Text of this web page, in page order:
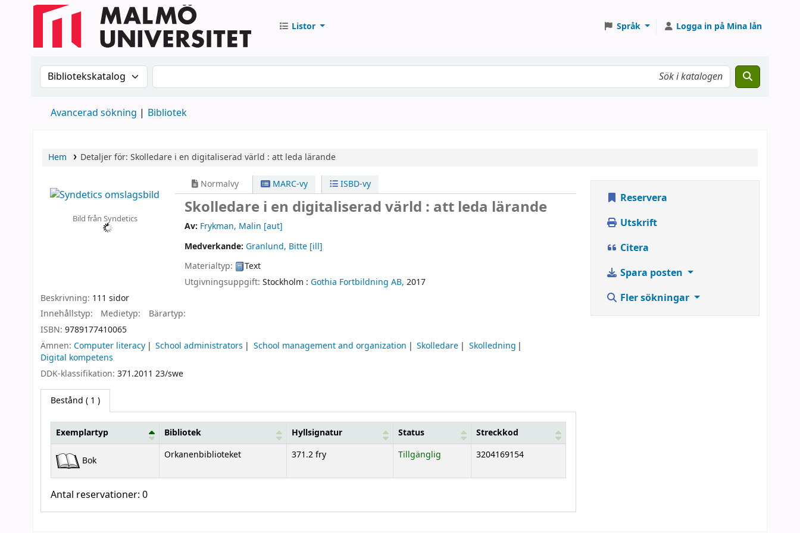
Listor Språk Logga in på Mina lån
Sök i katalogen efter:Sök i katalogen
Avancerad sökning Bibliotek
Hem Detaljer för: Skolledare i en digitaliserad värld : att leda lärande
Bild från Syndetics
Normalvy MARC-vy ISBD-vy
Skolledare i en digitaliserad värld : att leda lärande
Av: Frykman, Malin [aut]
Medverkande:Granlund, Bitte [ill]
Materialtyp:
Text
Utgivningsuppgift:Stockholm : Gothia Fortbildning AB, 2017
Beskrivning: 111 sidor
Innehållstyp:
Medietyp:
Bärartyp:
ISBN: 9789177410065
Ämnen: Computer literacy School administrators School management and organization Skolledare
Skolledning
Digital kompetens
DDK-klassifikation: 371.2011 23/swe
Bestånd ( 1 )
Exemplartyp Bibliotek Hyllsignatur Status Streckkod
Bok Orkanenbiblioteket 371.2 fry Tillgänglig 3204169154
Antal reservationer: 0
Reservera
Utskrift
Citera
Spara posten
Fler sökningar